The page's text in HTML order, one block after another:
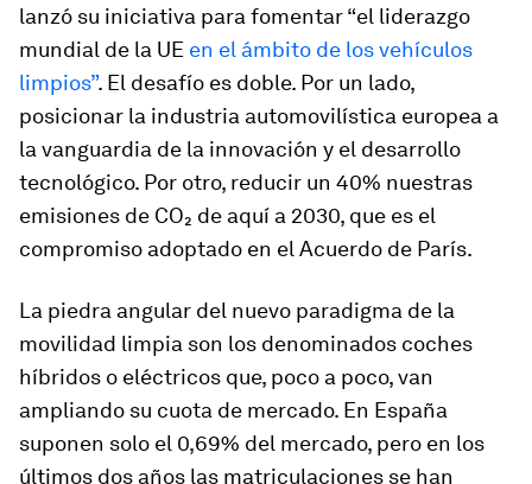
lanzó su iniciativa para fomentar “el liderazgo
mundial de la UE en el ámbito de los vehículos
limpios”. El desafío es doble. Por un lado,
posicionar la industria automovilística europea a
la vanguardia de la innovación y el desarrollo
tecnológico. Por otro, reducir un 40% nuestras
emisiones de CO₂ de aquí a 2030, que es el
compromiso adoptado en el Acuerdo de París.
La piedra angular del nuevo paradigma de la
movilidad limpia son los denominados coches
híbridos o eléctricos que, poco a poco, van
ampliando su cuota de mercado. En España
suponen solo el 0,69% del mercado, pero en los
últimos dos años las matriculaciones se han